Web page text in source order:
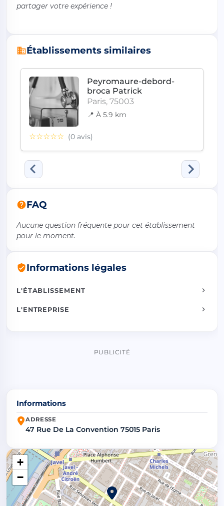
partager votre expérience !
Établissements similaires
Peyromaure-debord-
broca Patrick
Paris, 75003
📍 À 5.9 km
☆☆☆☆☆ (0 avis)
FAQ
Aucune question fréquente pour cet établissement
pour le moment.
Informations légales
L'ÉTABLISSEMENT
L'ENTREPRISE
PUBLICITÉ
Informations
ADRESSE
47 Rue De La Convention 75015 Paris
+
−